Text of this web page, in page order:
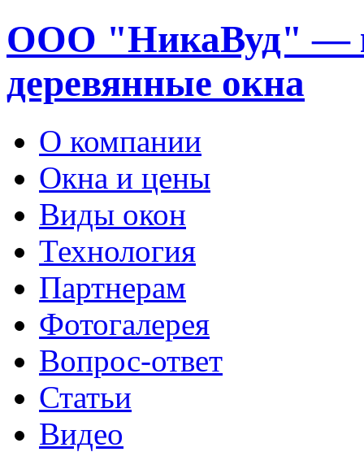
ООО "НикаВуд" —
деревянные окна
О компании
Окна и цены
Виды окон
Технология
Партнерам
Фотогалерея
Вопрос-ответ
Статьи
Видео